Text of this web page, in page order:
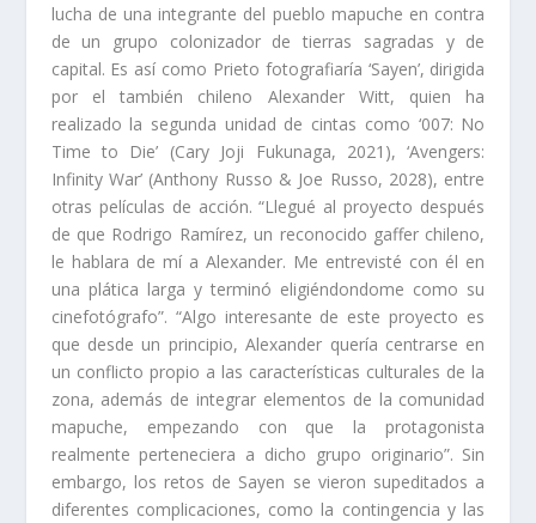
lucha de una integrante del pueblo mapuche en contra
de un grupo colonizador de tierras sagradas y de
capital. Es así como Prieto fotografiaría ‘Sayen’, dirigida
por el también chileno Alexander Witt, quien ha
realizado la segunda unidad de cintas como ‘007: No
Time to Die’ (Cary Joji Fukunaga, 2021), ‘Avengers:
Infinity War’ (Anthony Russo & Joe Russo, 2028), entre
otras películas de acción. “Llegué al proyecto después
de que Rodrigo Ramírez, un reconocido gaffer chileno,
le hablara de mí a Alexander. Me entrevisté con él en
una plática larga y terminó eligiéndondome como su
cinefotógrafo”. “Algo interesante de este proyecto es
que desde un principio, Alexander quería centrarse en
un conflicto propio a las características culturales de la
zona, además de integrar elementos de la comunidad
mapuche, empezando con que la protagonista
realmente perteneciera a dicho grupo originario”. Sin
embargo, los retos de Sayen se vieron supeditados a
diferentes complicaciones, como la contingencia y las